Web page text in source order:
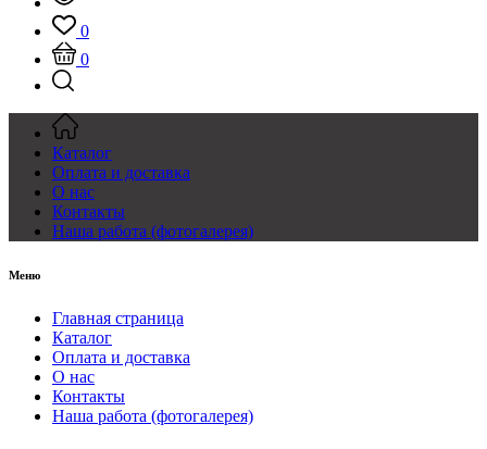
0
0
Каталог
Оплата и доставка
О нас
Контакты
Наша работа (фотогалерея)
Меню
Главная страница
Каталог
Оплата и доставка
О нас
Контакты
Наша работа (фотогалерея)